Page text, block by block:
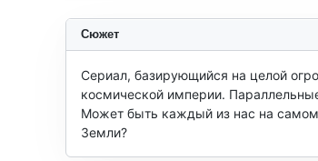
Сюжет
Сериал, базирующийся на целой
космической империи.
Может быть каждый из нас на самом
Земли?